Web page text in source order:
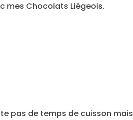
mes Chocolats Liégeois.
pas de temps de cuisson mais